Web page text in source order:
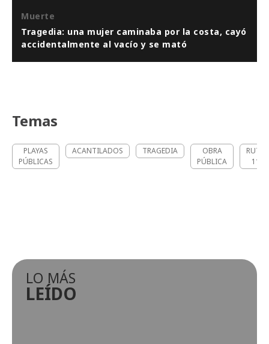
Muerte
Tragedia: una mujer caminaba por la costa, cayó
accidentalmente al vacío y se mató
Temas
PLAYAS
PÚBLICAS
ACANTILADOS TRAGEDIA
OBRA
PÚBLICA
RUTA
11
LO MÁS
LEÍDO